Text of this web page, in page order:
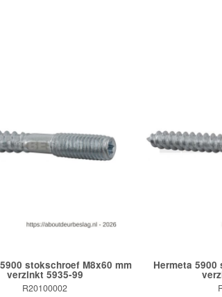
stokschroef M8x60 mm
verzinkt 5935-99
R20100002
Hermeta